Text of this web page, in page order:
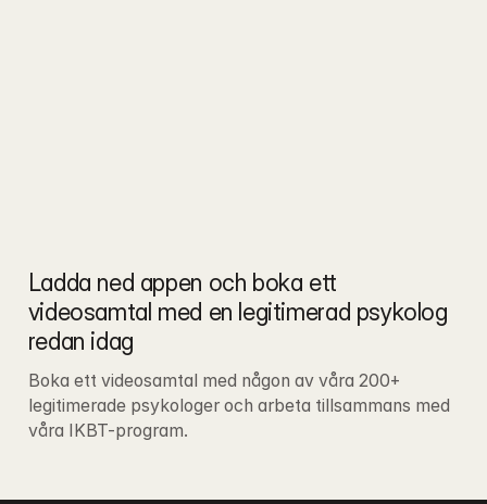
Ladda ned appen och boka ett
videosamtal med en legitimerad psykolog
redan idag
Boka ett videosamtal med någon av våra 200+
legitimerade psykologer och arbeta tillsammans med
våra IKBT-program.